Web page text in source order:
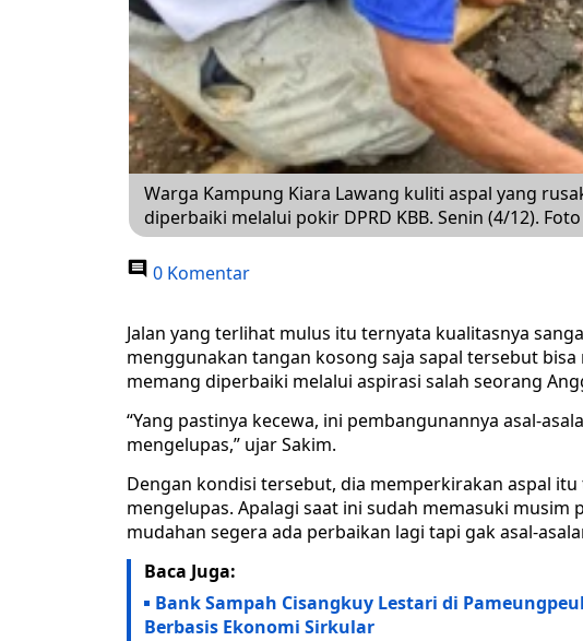
Warga Kampung Kiara Lawang kuliti aspal yang
diperbaiki melalui pokir DPRD KBB. Senin (4/12).
0 Komentar
Jalan yang terlihat mulus itu ternyata kualitasnya
menggunakan tangan kosong saja sapal tersebut
memang diperbaiki melalui aspirasi salah seorang
“Yang pastinya kecewa, ini pembangunannya asal-
mengelupas,” ujar Sakim.
Dengan kondisi tersebut, dia memperkirakan aspal
mengelupas. Apalagi saat ini sudah memasuki musim
mudahan segera ada perbaikan lagi tapi gak asal-
Baca Juga:
Bank Sampah Cisangkuy Lestari di
Berbasis Ekonomi Sirkular